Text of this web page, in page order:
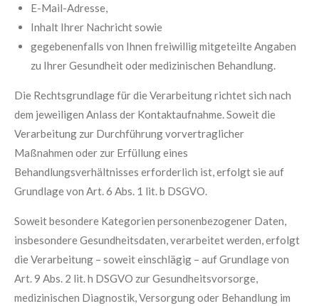
E-Mail-Adresse,
Inhalt Ihrer Nachricht sowie
gegebenenfalls von Ihnen freiwillig mitgeteilte Angaben
zu Ihrer Gesundheit oder medizinischen Behandlung.
Die Rechtsgrundlage für die Verarbeitung richtet sich nach
dem jeweiligen Anlass der Kontaktaufnahme. Soweit die
Verarbeitung zur Durchführung vorvertraglicher
Maßnahmen oder zur Erfüllung eines
Behandlungsverhältnisses erforderlich ist, erfolgt sie auf
Grundlage von Art. 6 Abs. 1 lit. b DSGVO.
Soweit besondere Kategorien personenbezogener Daten,
insbesondere Gesundheitsdaten, verarbeitet werden, erfolgt
die Verarbeitung – soweit einschlägig – auf Grundlage von
Art. 9 Abs. 2 lit. h DSGVO zur Gesundheitsvorsorge,
medizinischen Diagnostik, Versorgung oder Behandlung im